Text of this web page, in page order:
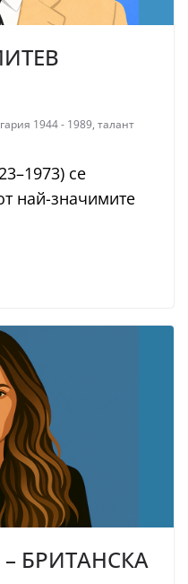
1944 - 1989, талант
се
най-значимите
– БРИТАНСКА